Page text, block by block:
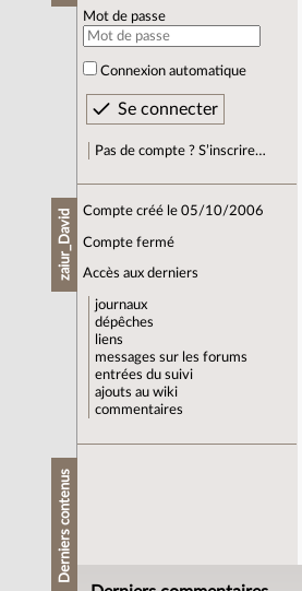
Mot de passe
Connexion automatique
Pas de compte ? S’inscrire…
zaiur_David Compte créé le 05/10/2006
Compte fermé
Accès aux derniers
journaux
dépêches
liens
messages sur les forums
entrées du suivi
ajouts au wiki
commentaires
Derniers contenus